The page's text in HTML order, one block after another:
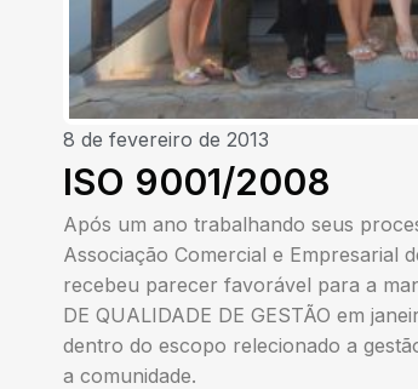
8 de fevereiro de 2013
ISO 9001/2008
Após um ano trabalhando seus
Associação Comercial e Empresarial
recebeu parecer favorável para a
DE QUALIDADE DE GESTÃO em
dentro do escopo relecionado a
a comunidade.